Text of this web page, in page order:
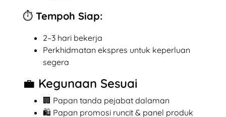
⏱️ Tempoh Siap:
2–3 hari bekerja
Perkhidmatan ekspres untuk keperluan
segera
💼 Kegunaan Sesuai
🏢 Papan tanda pejabat dalaman
🛍️ Papan promosi runcit & panel produk